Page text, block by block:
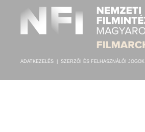
ADATKEZELÉS SZERZŐI ÉS FELHASZNÁLÓI JOGOK